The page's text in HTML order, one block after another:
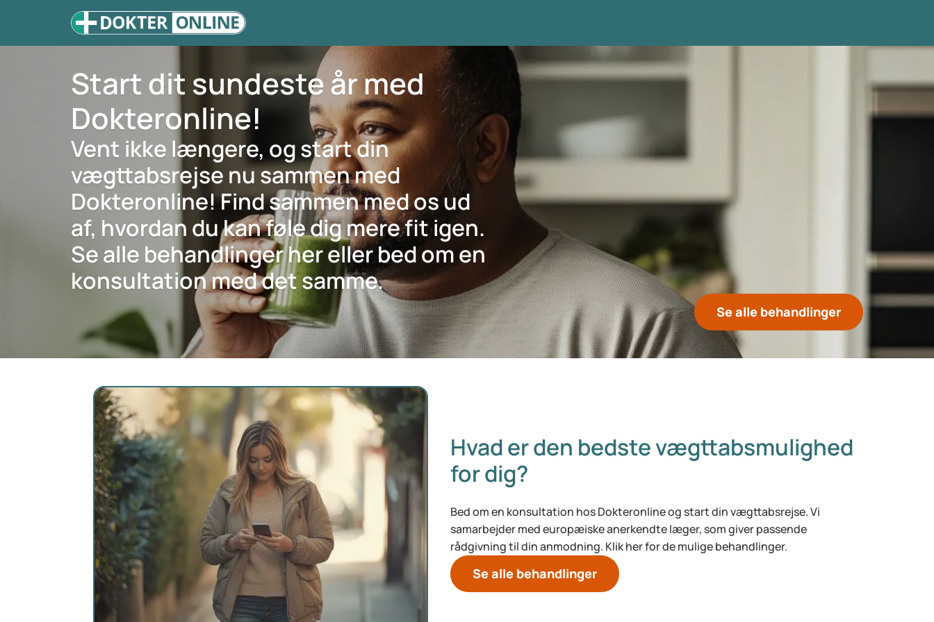
Start dit sundeste år med
Dokteronline!
Vent ikke længere, og start din
vægttabsrejse nu sammen med
Dokteronline! Find sammen med os ud
af, hvordan du kan føle dig mere fit igen.
Se alle behandlinger her eller bed om en
konsultation med det samme.
Se alle behandlinger
Hvad er den bedste vægttabsmulighed
for dig?
Bed om en konsultation hos Dokteronline og start din vægttabsrejse. Vi
samarbejder med europæiske anerkendte læger, som giver passende
rådgivning til din anmodning. Klik her for de mulige behandlinger.
Se alle behandlinger